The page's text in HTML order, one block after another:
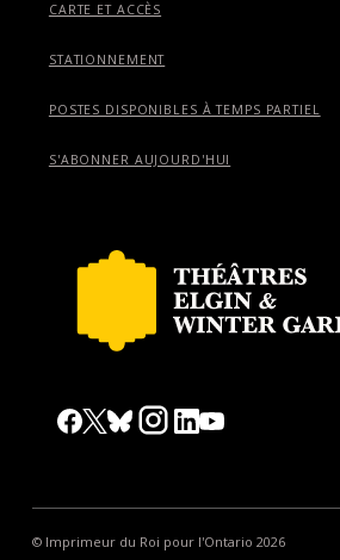
CARTE ET ACCÈS
STATIONNEMENT
POSTES DISPONIBLES À TEMPS PARTIEL
S'ABONNER AUJOURD'HUI
© Imprimeur du Roi pour l'Ontario 2026